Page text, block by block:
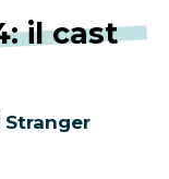
il cast
Stranger